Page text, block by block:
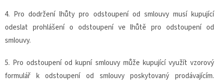
4. Pro dodržení lhůty pro odstoupení od smlouvy musí kupující
odeslat prohlášení o odstoupení ve lhůtě pro odstoupení od
smlouvy.
5. Pro odstoupení od kupní smlouvy může kupující využít vzorový
formulář k odstoupení od smlouvy poskytovaný prodávajícím.